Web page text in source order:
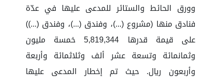
وورق الحائط والستائر للمدعى عليها في عدّة
فنادق منها (مشروع (...)، وفندق (...)، وفندق (...))
على قيمة قدرها 5,819,344 خمسة مليون
وثمانمائة وتسعة عشر ألف وثلاثمائة وأربعة
وأربعون ريال. حيث تم إخطار المدعى عليها